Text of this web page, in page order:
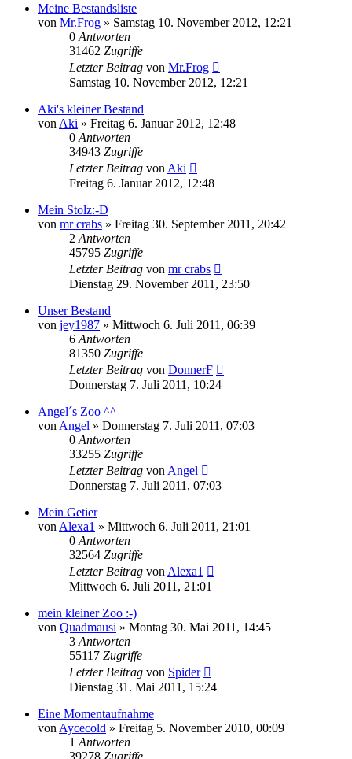
Meine Bestandsliste
von Mr.Frog » Samstag 10. November 2012, 12:21
0 Antworten
31462 Zugriffe
Letzter Beitrag von Mr.Frog
Samstag 10. November 2012, 12:21
Aki's kleiner Bestand
von Aki » Freitag 6. Januar 2012, 12:48
0 Antworten
34943 Zugriffe
Letzter Beitrag von Aki
Freitag 6. Januar 2012, 12:48
Mein Stolz:-D
von mr crabs » Freitag 30. September 2011, 20:42
2 Antworten
45795 Zugriffe
Letzter Beitrag von mr crabs
Dienstag 29. November 2011, 23:50
Unser Bestand
von jey1987 » Mittwoch 6. Juli 2011, 06:39
6 Antworten
81350 Zugriffe
Letzter Beitrag von DonnerF
Donnerstag 7. Juli 2011, 10:24
Angel´s Zoo ^^
von Angel » Donnerstag 7. Juli 2011, 07:03
0 Antworten
33255 Zugriffe
Letzter Beitrag von Angel
Donnerstag 7. Juli 2011, 07:03
Mein Getier
von Alexa1 » Mittwoch 6. Juli 2011, 21:01
0 Antworten
32564 Zugriffe
Letzter Beitrag von Alexa1
Mittwoch 6. Juli 2011, 21:01
mein kleiner Zoo :-)
von Quadmausi » Montag 30. Mai 2011, 14:45
3 Antworten
55117 Zugriffe
Letzter Beitrag von Spider
Dienstag 31. Mai 2011, 15:24
Eine Momentaufnahme
von Aycecold » Freitag 5. November 2010, 00:09
1 Antworten
39278 Zugriffe